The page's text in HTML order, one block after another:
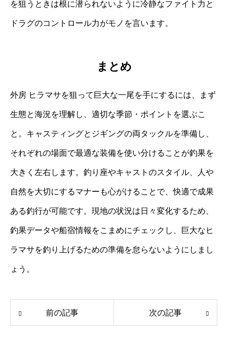
を狙うときは根に潜られないように冷静なファイト力と
ドラグのコントロール力がモノを言います。
まとめ
外房 ヒラマサを狙って巨大な一尾を手にするには、まず
生態と海況を理解し、適切な季節・ポイントを選ぶこ
と。キャスティングとジギングの両タックルを準備し、
それぞれの場面で最適な装備を使い分けることが釣果を
大きく左右します。釣り座やキャストのスタイル、人や
自然を大切にするマナーも心がけることで、快適で成果
ある釣行が可能です。現地の状況は日々変化するため、
釣果データや船宿情報をこまめにチェックし、巨大なヒ
ラマサを釣り上げるための準備を怠らないようにしまし
ょう。
前の記事 次の記事